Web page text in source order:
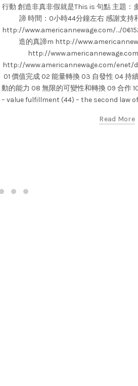
行動 創造非真非假就是This is 句點 主題：
諦 時間：0小時44分鐘左右 感謝支持
http://www.americannewage.com/…/
造的真諦m http://
http://
http://www.americannewage.com/enet/
01 價值完成 02 能量轉換 03 自發性 04 持
動的能力 08 無限的可變性和轉換 09 合作
– value fulfillment (44) – the second law
Read More